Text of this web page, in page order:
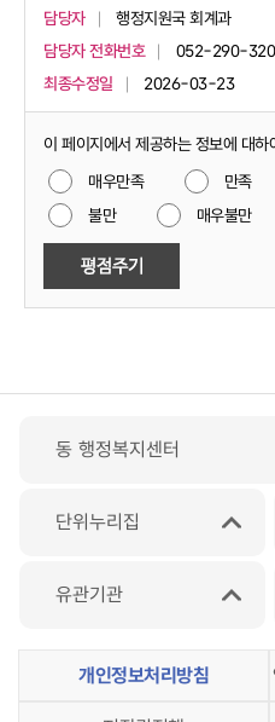
담당자
행정지원국 회계과
담당자 전화번호
052-290-
최종수정일
2026-03-23
이 페이지에서 제공하는 정보에 대하
매우만족
만족
불만
매우불만
동 행정복지센터
단위누리집
유관기관
개인정보처리방침